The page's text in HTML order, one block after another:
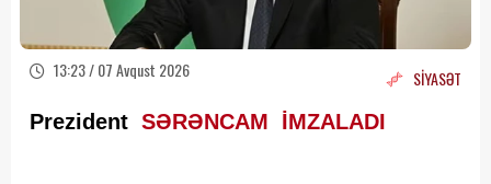
13:23 / 07 Avqust 2026 SİYASƏT
Prezident SƏRƏNCAM İMZALADI